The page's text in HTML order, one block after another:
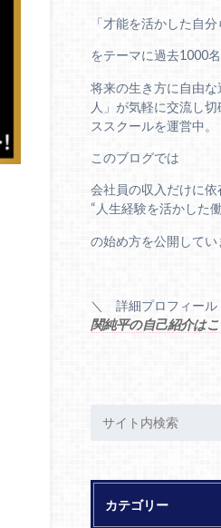
「才能を活かした自分
をテーマに過去1000
将来の生き方に自由
人」が気軽に交流し
ススクールを運営中。
このブログでは
会社員の収入だけに依
“人生経験を活かした
の始め方を公開してい
＼ 詳細プロフィー
関純平の自己紹介は
カテゴリー